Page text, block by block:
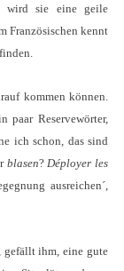
wird sie eine geile
Französischen kennt
kommen können.
paar Reservewörter,
ich schon, das sind
blasen? Déployer les
ausreichen´,
gefällt ihm, eine gute